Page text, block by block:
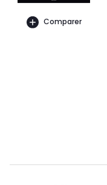
Comparer